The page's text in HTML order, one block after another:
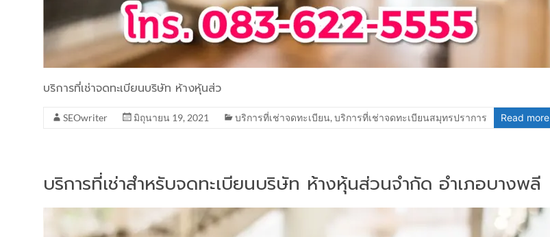
บริการที่เช่าจดทะเบียนบริษัท ห้างหุ้นส่ว
SEOwriter มิถุนายน 19, 2021 บริการที่เช่าจดทะเบียน, บริการที่เช่าจดทะเบียนสมุทรปราการ Read more
บริการที่เช่าสำหรับจดทะเบียนบริษัท ห้างหุ้นส่วนจำกัด อำเภอบางพลี